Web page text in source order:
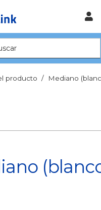
producto / Mediano